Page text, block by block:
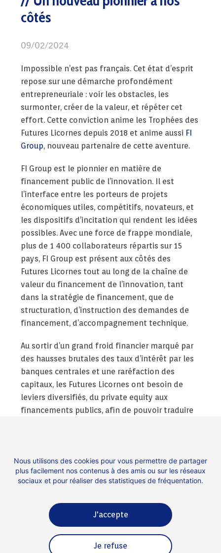
côtés
09/02/2024
Impossible n’est pas français. Cet état d’esprit
repose sur une démarche profondément
entrepreneuriale : voir les obstacles, les
surmonter, créer de la valeur, et répéter cet
effort. Cette conviction anime les Trophées des
Futures Licornes depuis 2018 et anime aussi FI
Group, nouveau partenaire de cette aventure.
FI Group est le pionnier en matière de
financement public de l’innovation. Il est
l’interface entre les porteurs de projets
économiques utiles, compétitifs, novateurs, et
les dispositifs d’incitation qui rendent les idées
possibles. Avec une force de frappe mondiale,
plus de 1 400 collaborateurs répartis sur 15
pays, FI Group est présent aux côtés des
Futures Licornes tout au long de la chaîne de
valeur du financement de l’innovation, tant
dans la stratégie de financement, que de
structuration, d’instruction des demandes de
financement, d’accompagnement technique.
Au sortir d’un grand froid financier marqué par
des hausses brutales des taux d’intérêt par les
banques centrales et une raréfaction des
capitaux, les Futures Licornes ont besoin de
leviers diversifiés, du private equity aux
financements publics, afin de pouvoir traduire
si importante : créer un pont entre les fonds
publics et les idées.
Contact
Nous utilisons des cookies pour vous permettre de partager
plus facilement nos contenus à des amis ou sur les réseaux
sociaux et pour réaliser des statistiques de fréquentation.
J'accepte
Je refuse